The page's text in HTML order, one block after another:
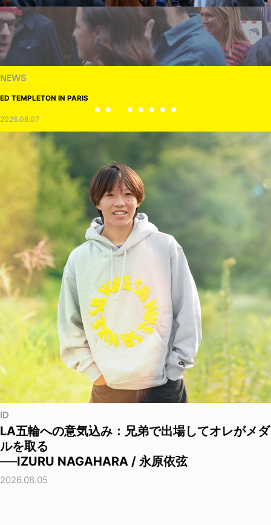
NEWS
ED TEMPLETON IN PARIS
2026.08.07
ID
LA五輪への意気込み：兄弟で出場してオレがメダ
ルを取る
──IZURU NAGAHARA / 永原依弦
2026.08.05